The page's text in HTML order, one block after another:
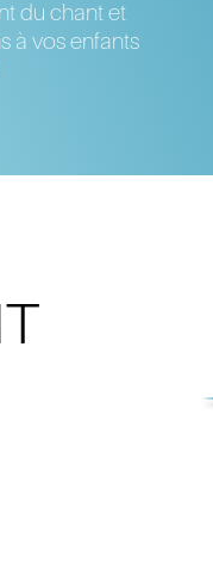
du chant et
à vos enfants